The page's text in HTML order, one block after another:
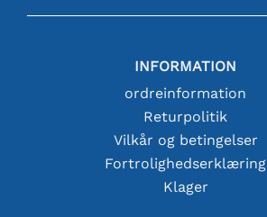
INFORMATION
ordreinformation
Returpolitik
Vilkår og betingelser
Fortrolighedserklæring
Klager